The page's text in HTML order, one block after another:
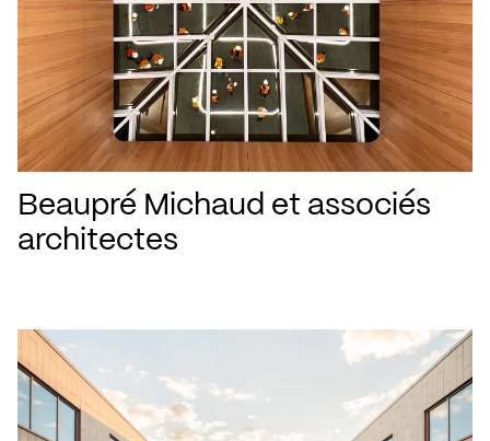
Beaupré Michaud et associés
architectes